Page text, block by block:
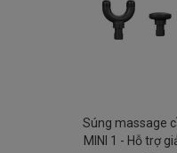
Súng massage
MINI 1 - Hỗ trợ